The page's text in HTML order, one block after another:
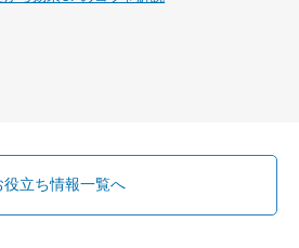
役立ち情報一覧へ